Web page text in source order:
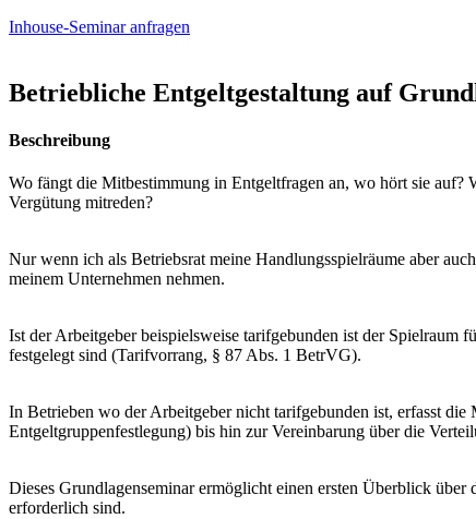
Inhouse-Seminar anfragen
Betriebliche Entgeltgestaltung auf
Beschreibung
Wo fängt die Mitbestimmung in Entgeltfragen an, wo hört sie auf?
Vergütung mitreden?
Nur wenn ich als Betriebsrat meine Handlungsspielräume aber
meinem Unternehmen nehmen.
Ist der Arbeitgeber beispielsweise tarifgebunden ist der Spielraum
festgelegt sind (Tarifvorrang, § 87 Abs. 1 BetrVG).
In Betrieben wo der Arbeitgeber nicht tarifgebunden ist, erfasst
Entgeltgruppenfestlegung) bis hin zur Vereinbarung über die
Dieses Grundlagenseminar ermöglicht einen ersten Überblick
erforderlich sind.